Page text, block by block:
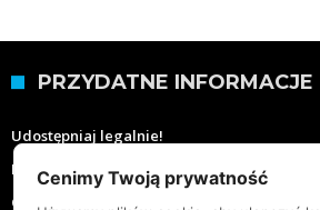
PRZYDATNE INFORMACJE
Udostępniaj legalnie!
Moje wartości
O mnie
Cenimy Twoją prywatność